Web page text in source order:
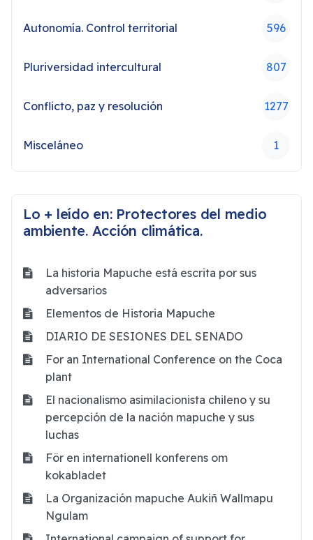
Autonomía. Control territorial 596
Pluriversidad intercultural 807
Conflicto, paz y resolución 1277
Misceláneo 1
Lo + leído en: Protectores del medio
ambiente. Acción climática.
La historia Mapuche está escrita por sus
adversarios
Elementos de Historia Mapuche
DIARIO DE SESIONES DEL SENADO
For an International Conference on the Coca
plant
El nacionalismo asimilacionista chileno y su
percepción de la nación mapuche y sus
luchas
För en internationell konferens om
kokabladet
La Organización mapuche Aukiñ Wallmapu
Ngulam